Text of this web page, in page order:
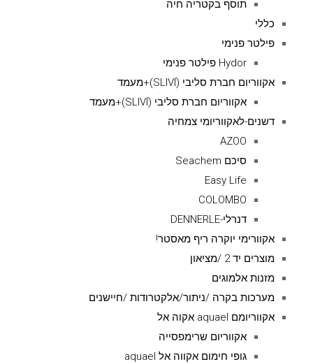
תוסף בקטריה חיה
כללי
פילטר פנימי
Hydor פילטר פנימי
אקווריום חברת סליבי (SLIVIׂׂ)+מעמד
אקווריום חברת סליבי (SLIVIׂׂ)+מעמד
דשנים-לאקווריומי צמחיה
AZOO
סיכם Seachem
Easy Life
COLOMBO
דנרלי-DENNERLE
אקוורימי יוקרה ריף מאסטר!
מוצרים יד 2 /מציאון
מזנות אלמוגים
מערכות בקרה /ניתור/אלקטרודות /חיישנים
אקווריומם aquael אקוה אל
אקווריום שרימפסייה
גופי חימום אקווה אל aquael